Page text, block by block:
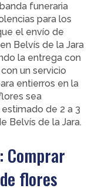
funeraria
para los
el envío de
Belvís de la Jara
la entrega con
un servicio
entierros en la
sea
de 2 a 3
Belvís de la Jara.
Comprar
flores